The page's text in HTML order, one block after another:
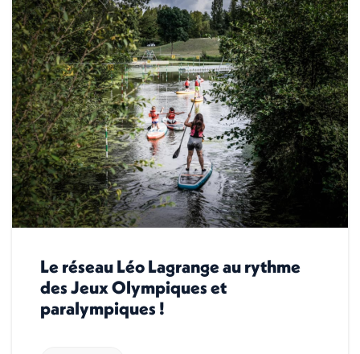
Le réseau Léo Lagrange au rythme
des Jeux Olympiques et
paralympiques !